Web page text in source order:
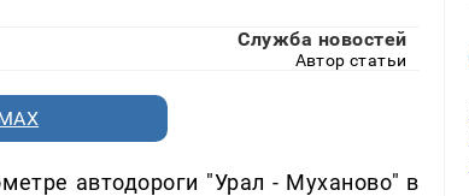
Служба новостей
Автор статьи
автодороги "Урал - Муханово" в